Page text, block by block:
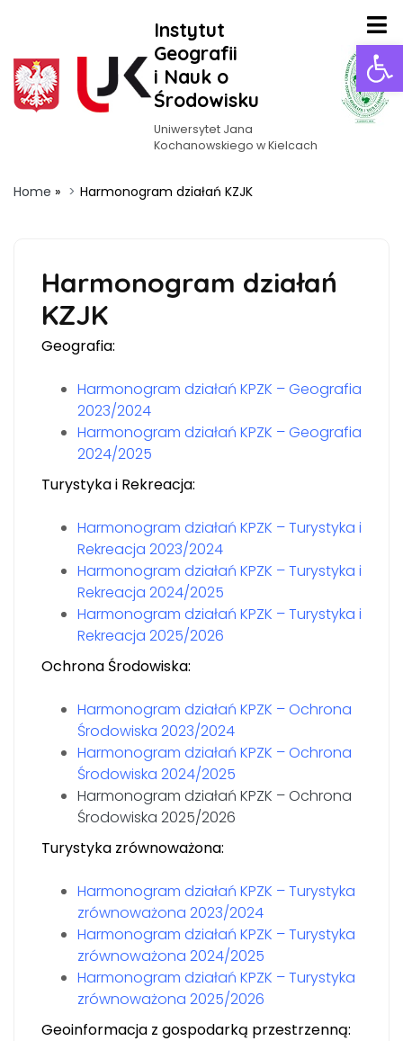
Instytut
Geografii
i Nauk o
Środowisku
Uniwersytet Jana
Kochanowskiego w Kielcach
Home » Harmonogram działań KZJK
Harmonogram działań
KZJK
Geografia:
Harmonogram działań KPZK – Geografia
2023/2024
Harmonogram działań KPZK – Geografia
2024/2025
Turystyka i Rekreacja:
Harmonogram działań KPZK – Turystyka i
Rekreacja 2023/2024
Harmonogram działań KPZK – Turystyka i
Rekreacja 2024/2025
Harmonogram działań KPZK – Turystyka i
Rekreacja 2025/2026
Ochrona Środowiska:
Harmonogram działań KPZK – Ochrona
Środowiska 2023/2024
Harmonogram działań KPZK – Ochrona
Środowiska 2024/2025
Harmonogram działań KPZK – Ochrona
Środowiska 2025/2026
Turystyka zrównoważona:
Harmonogram działań KPZK – Turystyka
zrównoważona 2023/2024
Harmonogram działań KPZK – Turystyka
zrównoważona 2024/2025
Harmonogram działań KPZK – Turystyka
zrównoważona 2025/2026
Geoinformacja z gospodarką przestrzenną: